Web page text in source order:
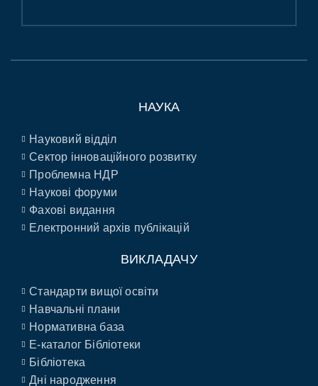
НАУКА
Науковий відділ
Сектор інноваційного розвитку
Проблемна НДР
Наукові форуми
Фахові видання
Електронний архів публікацій
ВИКЛАДАЧУ
Стандарти вищої освіти
Навчальні плани
Нормативна база
E-каталог Бібліотеки
Бібліотека
Дні народження